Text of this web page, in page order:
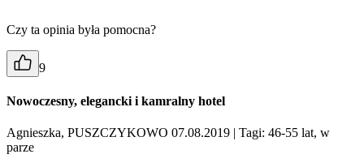
Czy ta opinia była pomocna?
9
Nowoczesny, elegancki i kamralny hotel
Agnieszka, PUSZCZYKOWO 07.08.2019 | Tagi: 46-55 lat, w
parze